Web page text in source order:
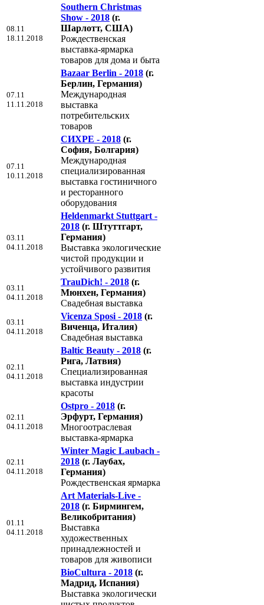
08.11
18.11.2018
Southern Christmas
Show - 2018 (г.
Шарлотт, США)
Рождественская
выставка-ярмарка
товаров для дома и быта
07.11
11.11.2018
Bazaar Berlin - 2018 (г.
Берлин, Германия)
Международная
выставка
потребительских
товаров
07.11
10.11.2018
СИХРЕ - 2018 (г.
София, Болгария)
Международная
специализированная
выставка гостиничного
и ресторанного
оборудования
03.11
04.11.2018
Heldenmarkt Stuttgart -
2018 (г. Штуттгарт,
Германия)
Выставка экологические
чистой продукции и
устойчивого развития
03.11
04.11.2018
TrauDich! - 2018 (г.
Мюнхен, Германия)
Свадебная выставка
03.11
04.11.2018
Vicenza Sposi - 2018 (г.
Виченца, Италия)
Свадебная выставка
02.11
04.11.2018
Baltic Beauty - 2018 (г.
Рига, Латвия)
Специализированная
выставка индустрии
красоты
02.11
04.11.2018
Ostpro - 2018 (г.
Эрфурт, Германия)
Многоотраслевая
выставка-ярмарка
02.11
04.11.2018
Winter Magic Laubach -
2018 (г. Лаубах,
Германия)
Рождественская ярмарка
01.11
04.11.2018
Art Materials-Live -
2018 (г. Бирмингем,
Великобритания)
Выставка
художественных
принадлежностей и
товаров для живописи
BioCultura - 2018 (г.
Мадрид, Испания)
Выставка экологически